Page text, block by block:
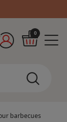
0
barbecues